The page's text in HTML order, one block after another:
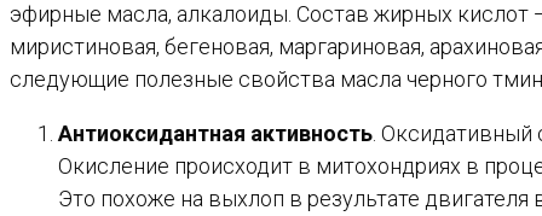
эфирные масла, алкалоиды. Состав жирных кислот
миристиновая, бегеновая, маргариновая,
следующие полезные свойства масла черного
Антиоксидантная активность . Оксидативный
Окисление происходит в митохондриях в
Это похоже на выхлоп в результате